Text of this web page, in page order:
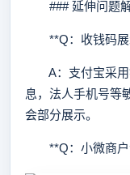
### 延伸问题
**Q：收钱码展
A：支付宝采用
息，法人手机号等
会部分展示。
**Q：小微商户